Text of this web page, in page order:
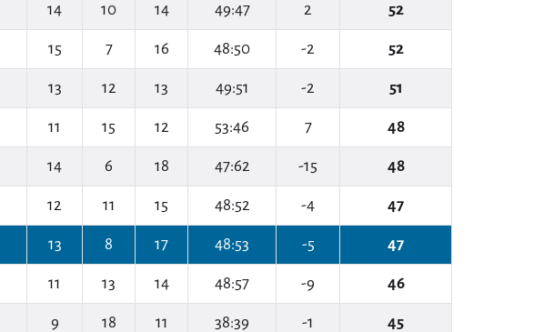
14 10 14 49:47 2 52
15 7 16 48:50 -2 52
13 12 13 49:51 -2 51
11 15 12 53:46 7 48
14 6 18 47:62 -15 48
12 11 15 48:52 -4 47
13 8 17 48:53 -5 47
11 13 14 48:57 -9 46
9 18 11 38:39 -1 45